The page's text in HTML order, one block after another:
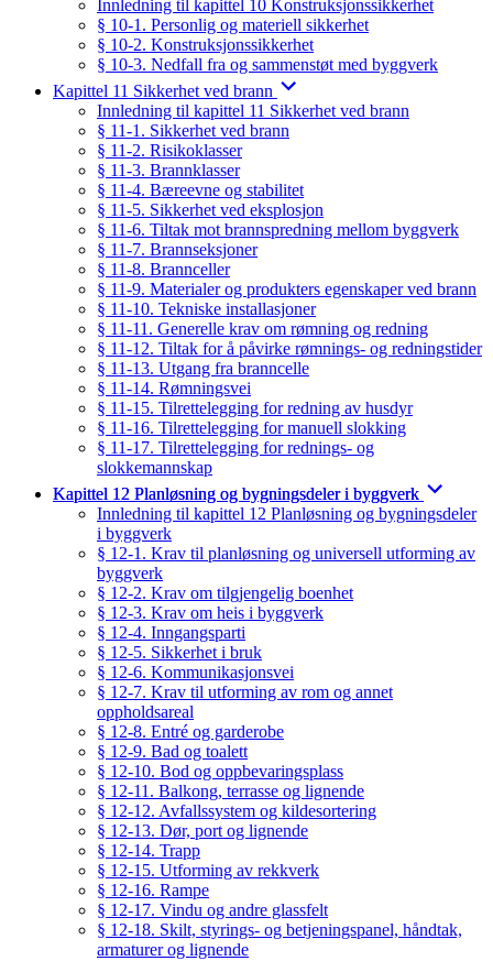
Innledning til kapittel 10 Konstruksjonssikkerhet
§ 10-1. Personlig og materiell sikkerhet
§ 10-2. Konstruksjonssikkerhet
§ 10-3. Nedfall fra og sammenstøt med byggverk
Kapittel 11 Sikkerhet ved brann
Innledning til kapittel 11 Sikkerhet ved brann
§ 11-1. Sikkerhet ved brann
§ 11-2. Risikoklasser
§ 11-3. Brannklasser
§ 11-4. Bæreevne og stabilitet
§ 11-5. Sikkerhet ved eksplosjon
§ 11-6. Tiltak mot brannspredning mellom byggverk
§ 11-7. Brannseksjoner
§ 11-8. Brannceller
§ 11-9. Materialer og produkters egenskaper ved brann
§ 11-10. Tekniske installasjoner
§ 11-11. Generelle krav om rømning og redning
§ 11-12. Tiltak for å påvirke rømnings- og redningstider
§ 11-13. Utgang fra branncelle
§ 11-14. Rømningsvei
§ 11-15. Tilrettelegging for redning av husdyr
§ 11-16. Tilrettelegging for manuell slokking
§ 11-17. Tilrettelegging for rednings- og
slokkemannskap
Kapittel 12 Planløsning og bygningsdeler i byggverk
Innledning til kapittel 12 Planløsning og bygningsdeler
i byggverk
§ 12-1. Krav til planløsning og universell utforming av
byggverk
§ 12-2. Krav om tilgjengelig boenhet
§ 12-3. Krav om heis i byggverk
§ 12-4. Inngangsparti
§ 12-5. Sikkerhet i bruk
§ 12-6. Kommunikasjonsvei
§ 12-7. Krav til utforming av rom og annet
oppholdsareal
§ 12-8. Entré og garderobe
§ 12-9. Bad og toalett
§ 12-10. Bod og oppbevaringsplass
§ 12-11. Balkong, terrasse og lignende
§ 12-12. Avfallssystem og kildesortering
§ 12-13. Dør, port og lignende
§ 12-14. Trapp
§ 12-15. Utforming av rekkverk
§ 12-16. Rampe
§ 12-17. Vindu og andre glassfelt
§ 12-18. Skilt, styrings- og betjeningspanel, håndtak,
armaturer og lignende